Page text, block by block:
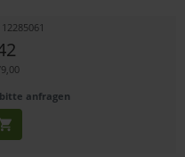
anfragen